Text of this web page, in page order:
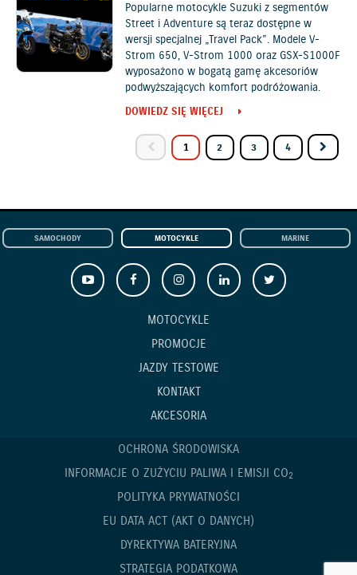
Popularne motocykle Suzuki z segmentów
Street i Adventure są teraz dostępne w
wersji specjalnej „Travel Pack”. Modele V-
Strom 650, V-Strom 1000 oraz GSX-S1000F
wyposażono w bogatą gamę akcesoriów
podwyższających komfort podróżowania.
DOWIEDZ SIĘ WIĘCEJ
1 2 3 4
SAMOCHODY MOTOCYKLE MARINE
MOTOCYKLE
PROMOCJE
JAZDY TESTOWE
KONTAKT
AKCESORIA
OCHRONA ŚRODOWISKA
INFORMACJE O ZUŻYCIU PALIWA I EMISJI CO2
POLITYKA PRYWATNOŚCI
EU DATA ACT (AKT O DANYCH)
DYREKTYWA BATERYJNA
STRATEGIA PODATKOWA